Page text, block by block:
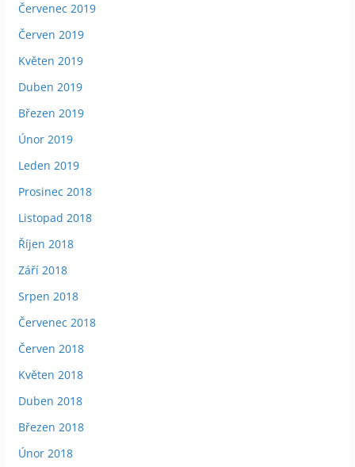
Červenec 2019
Červen 2019
Květen 2019
Duben 2019
Březen 2019
Únor 2019
Leden 2019
Prosinec 2018
Listopad 2018
Říjen 2018
Září 2018
Srpen 2018
Červenec 2018
Červen 2018
Květen 2018
Duben 2018
Březen 2018
Únor 2018